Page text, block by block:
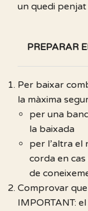
un quedi
PREPARAR
Per baixar
la màxima
per una
la baixada
per l’altra el
corda en
de
Comprovar
IMPORTANT: